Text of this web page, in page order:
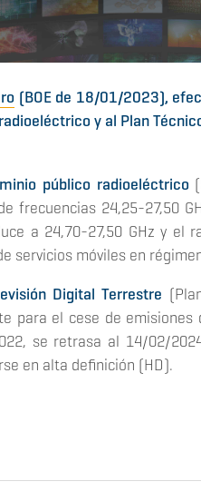
(BOE de 18/01/2023),
y al Plan
público radioeléctrico
frecuencias 24,25-27,50
a 24,70-27,50 GHz y el
servicios móviles en
Digital Terrestre
para el cese de
se retrasa al 14/02/
en alta definición (HD).